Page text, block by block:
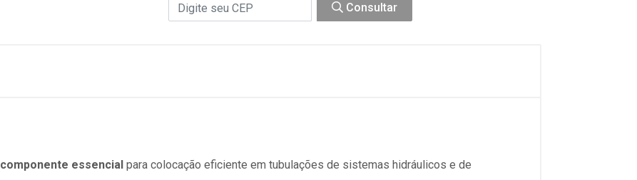
Consultar
componente essencial para colocação eficiente em tubulações de sistemas hidráulicos e de